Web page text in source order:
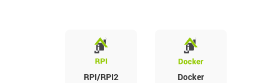
RPI/RPI2 Docker